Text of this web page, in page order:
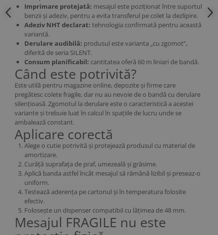
Imprimare protejată: mesajul este poziționat între suportul
benzii și adeziv, pentru a evita transferul pe colet la dezlipire.
Adeziv NHT declarat: tehnologia confirmată pentru această
variantă.
Derulare audibilă: produsul este varianta „cu zgomot”,
diferită de seria SILENT.
Consum planificabil: cantitatea oferă 60 m liniari de bandă.
Când este potrivită?
Este utilă pentru magazine online, depozite și firme care
pregătesc colete fragile, dar nu au nevoie de o bandă cu derulare
silențioasă. Zgomotul la derulare este o caracteristică a acestei
variante și trebuie luat în calcul în spațiile de lucru unde se
ambalează constant.
Aplicare corectă
Alege o cutie potrivită și protejează produsul cu material de
amortizare.
Curăță suprafața de praf, umezeală și grăsime.
Aplică banda astfel încât mesajul să rămână lizibil și preseaz-o
uniform.
Testează aderența pe cartonul și în temperatura folosite
efectiv.
Folosește un dispenser compatibil cu lățimea de 48 mm.
Mesajul FRAGILE nu este